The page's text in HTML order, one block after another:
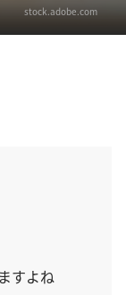
stock.adobe.com
すよね